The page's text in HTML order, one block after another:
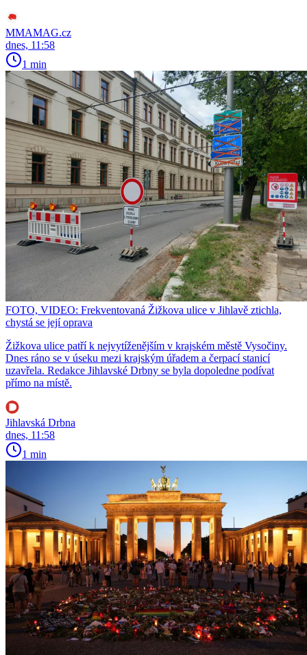
MMAMAG.cz
dnes, 11:58
1 min
FOTO, VIDEO: Frekventovaná Žižkova ulice v Jihlavě ztichla,
chystá se její oprava
Žižkova ulice patří k nejvytíženějším v krajském městě Vysočiny.
Dnes ráno se v úseku mezi krajským úřadem a čerpací stanicí
uzavřela. Redakce Jihlavské Drbny se byla dopoledne podívat
přímo na místě.
Jihlavská Drbna
dnes, 11:58
1 min